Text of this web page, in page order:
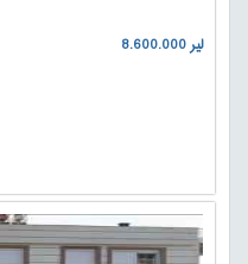
8.600.000 لیر